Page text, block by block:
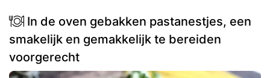
In de oven gebakken pastanestjes, een
smakelijk en gemakkelijk te bereiden
voorgerecht